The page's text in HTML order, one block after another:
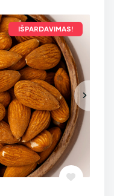
IŠPARDAVIMAS!